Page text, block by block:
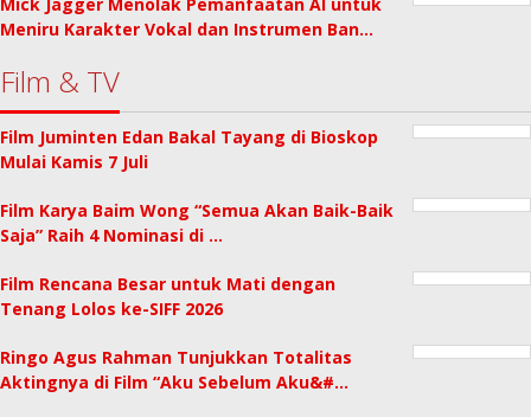
Meniru Karakter Vokal dan Instrumen Ban…
Film & TV
Film Juminten Edan Bakal Tayang di Bioskop
Mulai Kamis 7 Juli
Film Karya Baim Wong “Semua Akan Baik-Baik
Saja” Raih 4 Nominasi di …
Film Rencana Besar untuk Mati dengan
Tenang Lolos ke-SIFF 2026
Ringo Agus Rahman Tunjukkan Totalitas
Aktingnya di Film “Aku Sebelum Aku&#…